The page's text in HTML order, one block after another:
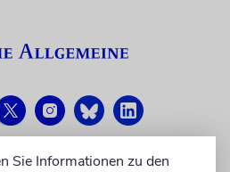
Sie Informationen zu den